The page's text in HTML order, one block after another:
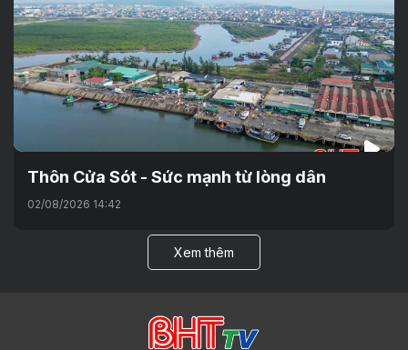
Thôn Cửa Sót - Sức mạnh từ lòng dân
02/08/2026 14:42
Xem thêm